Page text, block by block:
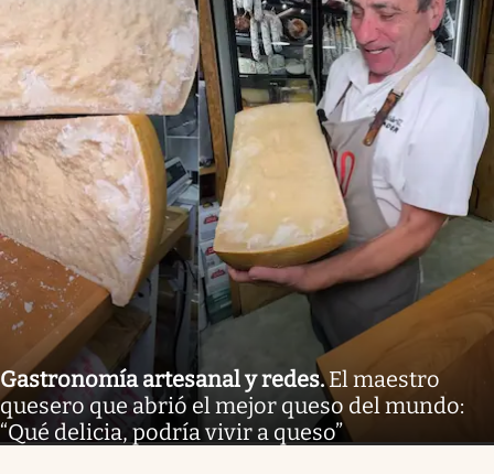
Gastronomía artesanal y redes.El maestro
quesero que abrió el mejor queso del mundo:
“Qué delicia, podría vivir a queso”